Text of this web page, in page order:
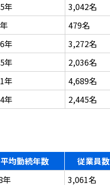
年
3,042名
479名
年
3,272名
年
2,036名
年
4,689名
年 2,445名
平均勤続年数
従業員数
年
3,061名